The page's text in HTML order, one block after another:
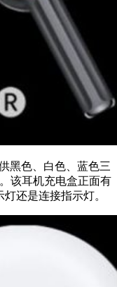
黑色、白色、蓝色三
该耳机充电盒正面有
还是连接指示灯。